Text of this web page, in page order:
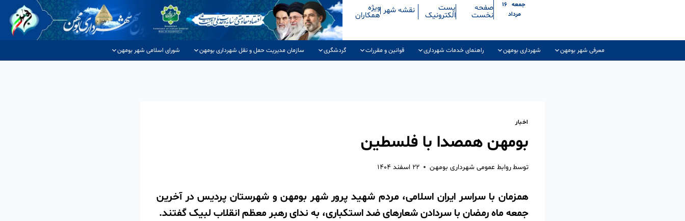
جمعه ۱۶
مرداد
صفحه
نخست
پست
الکترونیک نقشه شهر ویژه
همکاران
معرفی شهر بومهن شهرداری بومهن راهنمای خدمات شهرداری قوانین و مقررات گردشگری سازمان مدیریت حمل و نقل شهرداری بومهن شورای اسلامی شهر بومهن
اخبار
بومهن همصدا با فلسطین
توسطروابط عمومی شهرداری بومهن ۲۲ اسفند ۱۴۰۴
همزمان با سراسر ایران اسلامی، مردم شهید پرور شهر بومهن و شهرستان پردیس در آخرین
جمعه ماه رمضان با سردادن شعارهای ضد استکباری، به ندای رهبر معظم انقلاب لبیک گفتند.